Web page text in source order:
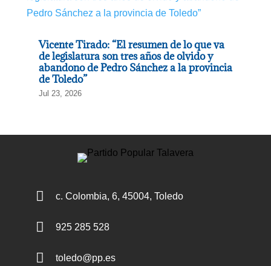
Vicente Tirado: “El resumen de lo que va
de legislatura son tres años de olvido y
abandono de Pedro Sánchez a la provincia
de Toledo”
Jul 23, 2026
 c. Colombia, 6, 45004, Toledo
 925 285 528
 toledo@pp.es